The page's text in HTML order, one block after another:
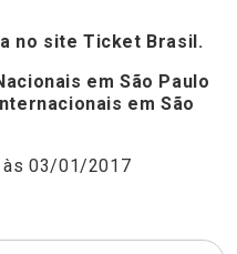
no site Ticket Brasil.
em São Paulo
em São
às 03/01/2017